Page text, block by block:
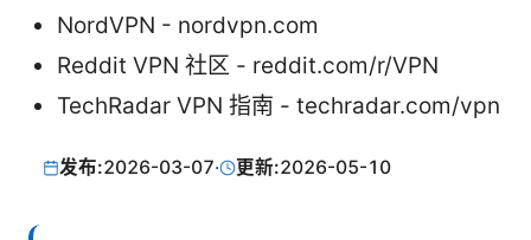
NordVPN - nordvpn.com
Reddit VPN 社区 - reddit.com/r/VPN
TechRadar VPN 指南 - techradar.com/vpn
发布:2026-03-07· 更新:2026-05-10